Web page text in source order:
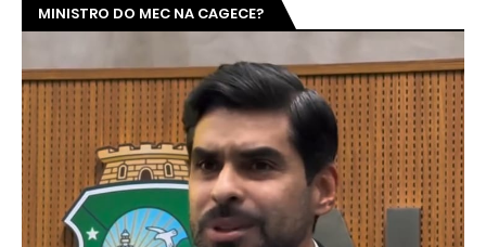
MINISTRO DO MEC NA CAGECE?